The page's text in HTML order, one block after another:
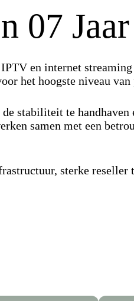
07
en internet
het hoogste niveau van
de stabiliteit te
samen met een
sterke